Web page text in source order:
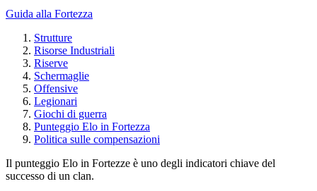
Guida alla Fortezza
Strutture
Risorse Industriali
Riserve
Schermaglie
Offensive
Legionari
Giochi di guerra
Punteggio Elo in Fortezza
Politica sulle compensazioni
Il punteggio Elo in Fortezze è uno degli indicatori chiave del
successo di un clan.